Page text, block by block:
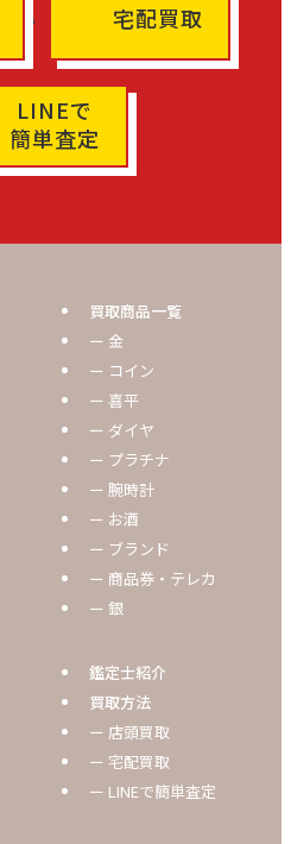
宅配買取
LINEで
簡単査定
買取商品一覧
ー 金
ー コイン
ー 喜平
ー ダイヤ
ー プラチナ
ー 腕時計
ー お酒
ー ブランド
ー 商品券・テレカ
ー 銀
鑑定士紹介
買取方法
ー 店頭買取
ー 宅配買取
ー LINEで簡単査定